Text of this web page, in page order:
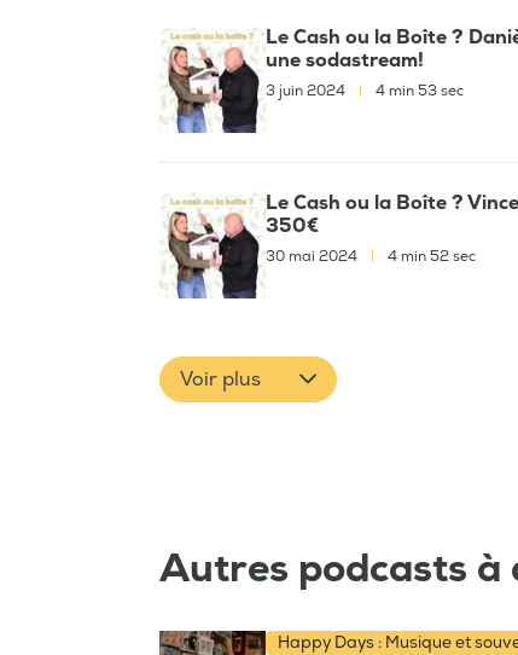
Le Cash ou la Boîte ?
une sodastream!
3 juin 2024 4 min 53 sec
Le Cash ou la Boîte ?
350€
30 mai 2024 4 min 52 sec
Voir plus
Autres podcasts à
Happy Days : Musique et